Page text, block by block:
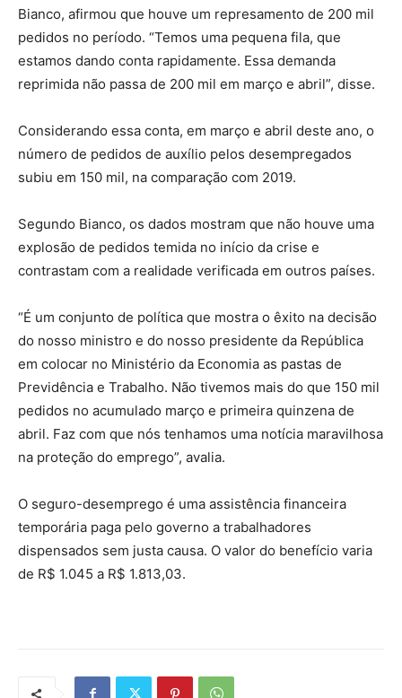
Bianco, afirmou que houve um represamento de 200 mil
pedidos no período. “Temos uma pequena fila, que
estamos dando conta rapidamente. Essa demanda
reprimida não passa de 200 mil em março e abril”, disse.
Considerando essa conta, em março e abril deste ano, o
número de pedidos de auxílio pelos desempregados
subiu em 150 mil, na comparação com 2019.
Segundo Bianco, os dados mostram que não houve uma
explosão de pedidos temida no início da crise e
contrastam com a realidade verificada em outros países.
“É um conjunto de política que mostra o êxito na decisão
do nosso ministro e do nosso presidente da República
em colocar no Ministério da Economia as pastas de
Previdência e Trabalho. Não tivemos mais do que 150 mil
pedidos no acumulado março e primeira quinzena de
abril. Faz com que nós tenhamos uma notícia maravilhosa
na proteção do emprego”, avalia.
O seguro-desemprego é uma assistência financeira
temporária paga pelo governo a trabalhadores
dispensados sem justa causa. O valor do benefício varia
de R$ 1.045 a R$ 1.813,03.